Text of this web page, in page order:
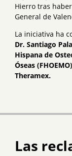
Hierro tras
General de
La iniciativa ha
Dr. Santiago
Hispana de
Óseas (FHOEMO)
Theramex.
Las